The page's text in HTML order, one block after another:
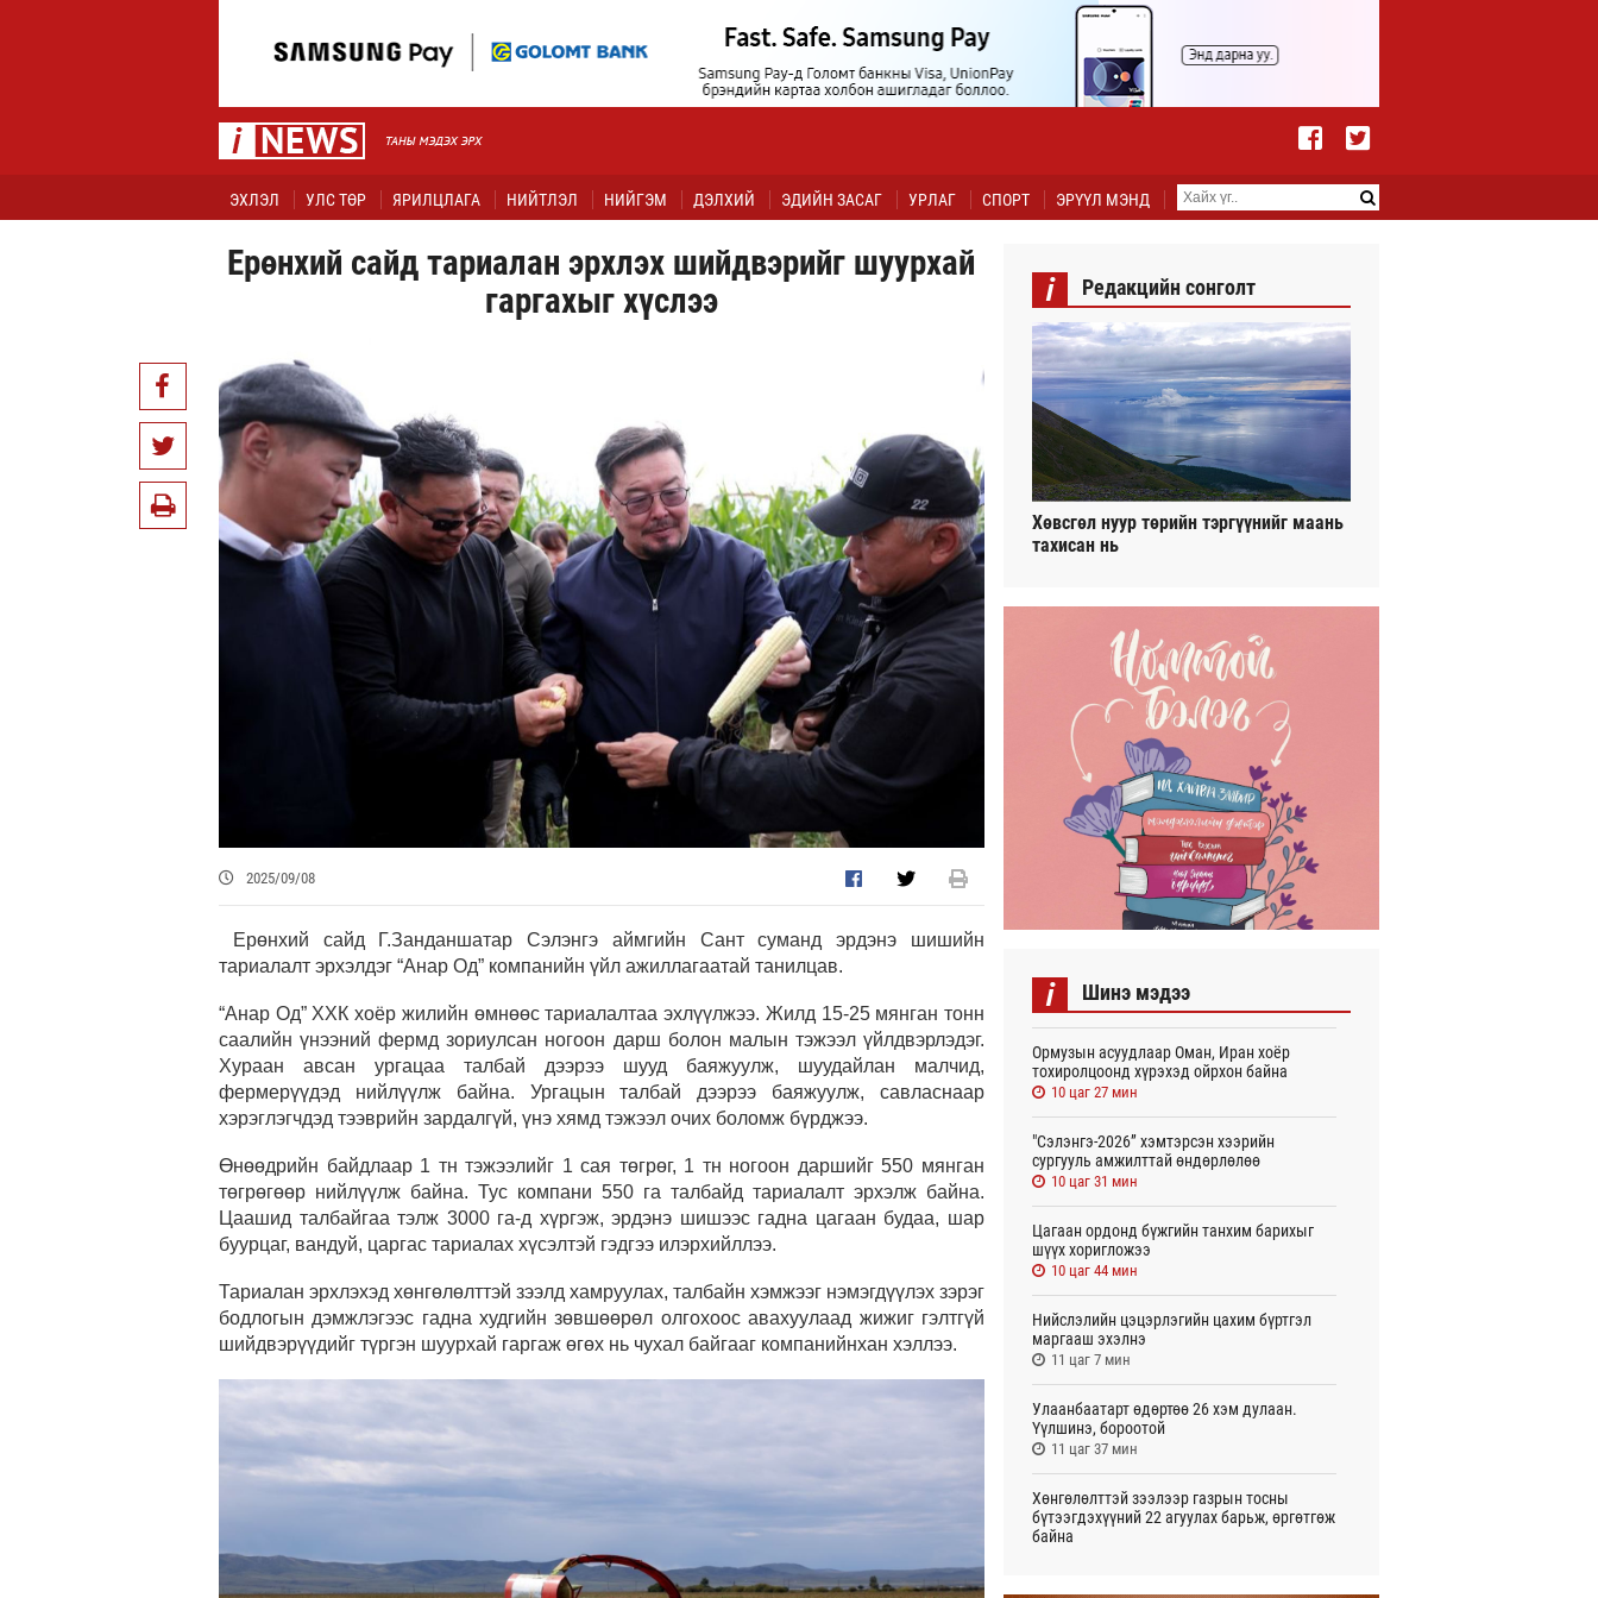
ЭХЛЭЛ УЛС ТӨР ЯРИЛЦЛАГА НИЙТЛЭЛ НИЙГЭМ ДЭЛХИЙ ЭДИЙН ЗАСАГ УРЛАГ СПОРТ ЭРҮҮЛ МЭНД
Ерөнхий сайд тариалан эрхлэх шийдвэрийг шуурхай
гаргахыг хүслээ
2025/09/08
Ерөнхий сайд Г.Занданшатар Сэлэнгэ аймгийн Сант суманд эрдэнэ шишийн
тариалалт эрхэлдэг “Анар Од” компанийн үйл ажиллагаатай танилцав.
“Анар Од” ХХК хоёр жилийн өмнөөс тариалалтаа эхлүүлжээ. Жилд 15-25 мянган тонн
саалийн үнээний фермд зориулсан ногоон дарш болон малын тэжээл үйлдвэрлэдэг.
Хураан авсан ургацаа талбай дээрээ шууд баяжуулж, шуудайлан малчид,
фермерүүдэд нийлүүлж байна. Ургацын талбай дээрээ баяжуулж, савласнаар
хэрэглэгчдэд тээврийн зардалгүй, үнэ хямд тэжээл очих боломж бүрджээ.
Өнөөдрийн байдлаар 1 тн тэжээлийг 1 сая төгрөг, 1 тн ногоон даршийг 550 мянган
төгрөгөөр нийлүүлж байна. Тус компани 550 га талбайд тариалалт эрхэлж байна.
Цаашид талбайгаа тэлж 3000 га-д хүргэж, эрдэнэ шишээс гадна цагаан будаа, шар
буурцаг, вандуй, царгас тариалах хүсэлтэй гэдгээ илэрхийллээ.
Тариалан эрхлэхэд хөнгөлөлттэй зээлд хамруулах, талбайн хэмжээг нэмэгдүүлэх зэрэг
бодлогын дэмжлэгээс гадна худгийн зөвшөөрөл олгохоос авахуулаад жижиг гэлтгүй
шийдвэрүүдийг түргэн шуурхай гаргаж өгөх нь чухал байгааг компанийнхан хэллээ.
i Редакцийн сонголт
Хөвсгөл нуур төрийн тэргүүнийг маань
тахисан нь
i Шинэ мэдээ
Ормузын асуудлаар Оман, Иран хоёр
тохиролцоонд хүрэхэд ойрхон байна
10 цаг 27 мин
"Сэлэнгэ-2026” хэмтэрсэн хээрийн
сургууль амжилттай өндөрлөлөө
10 цаг 31 мин
Цагаан ордонд бүжгийн танхим барихыг
шүүх хоригложээ
10 цаг 44 мин
Нийслэлийн цэцэрлэгийн цахим бүртгэл
маргааш эхэлнэ
11 цаг 7 мин
Улаанбаатарт өдөртөө 26 хэм дулаан.
Үүлшинэ, бороотой
11 цаг 37 мин
Хөнгөлөлттэй зээлээр газрын тосны
бүтээгдэхүүний 22 агуулах барьж, өргөтгөж
байна